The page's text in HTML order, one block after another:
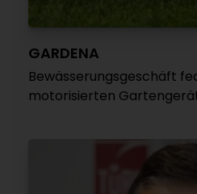
GARDENA
Bewässerungsgeschäft
motorisierten